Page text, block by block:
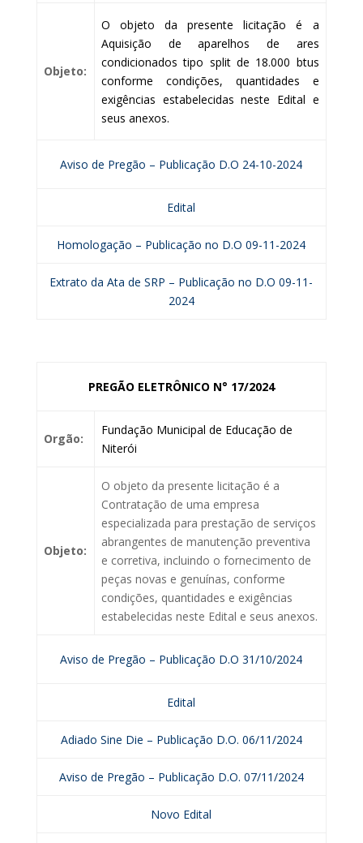
Objeto:
O objeto da presente licitação é a
Aquisição de aparelhos de ares
condicionados tipo split de 18.000 btus
conforme condições, quantidades e
exigências estabelecidas neste Edital e
seus anexos.
Aviso de Pregão – Publicação D.O 24-10-2024
Edital
Homologação – Publicação no D.O 09-11-2024
Extrato da Ata de SRP – Publicação no D.O 09-11-
2024
PREGÃO ELETRÔNICO N° 17/2024
Orgão:
Fundação Municipal de Educação de
Niterói
Objeto:
O objeto da presente licitação é a
Contratação de uma empresa
especializada para prestação de serviços
abrangentes de manutenção preventiva
e corretiva, incluindo o fornecimento de
peças novas e genuínas, conforme
condições, quantidades e exigências
estabelecidas neste Edital e seus anexos.
Aviso de Pregão – Publicação D.O 31/10/2024
Edital
Adiado Sine Die – Publicação D.O. 06/11/2024
Aviso de Pregão – Publicação D.O. 07/11/2024
Novo Edital